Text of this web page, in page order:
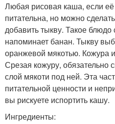
Любая рисовая каша, если
питательна, но можно
добавить тыкву. Такое блюдо
напоминает банан. Тыкву
оранжевой мякотью. Кожура
Срезая кожуру, обязательно
слой мякоти под ней. Эта
питательной ценности и
вы рискуете испортить кашу.
Ингредиенты: